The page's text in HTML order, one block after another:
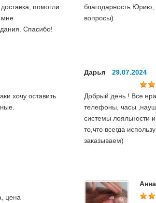
помогли
мне
Спасибо!
благодарность Юрию,
вопросы)
хочу оставить
Дарья 29.07.2024
Добрый день ! Все
телефоны, часы
системы лояльности
то,что всегда
заказываем)
цена
Анна